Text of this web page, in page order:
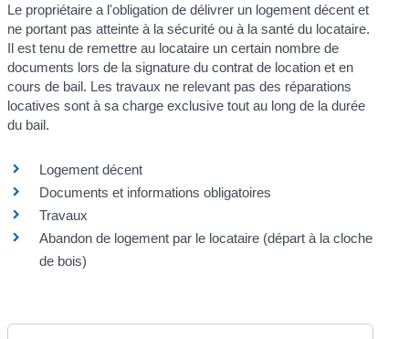
Le propriétaire a l'obligation de délivrer un logement décent et
ne portant pas atteinte à la sécurité ou à la santé du locataire.
Il est tenu de remettre au locataire un certain nombre de
documents lors de la signature du contrat de location et en
cours de bail. Les travaux ne relevant pas des réparations
locatives sont à sa charge exclusive tout au long de la durée
du bail.
Logement décent
Documents et informations obligatoires
Travaux
Abandon de logement par le locataire (départ à la cloche
de bois)